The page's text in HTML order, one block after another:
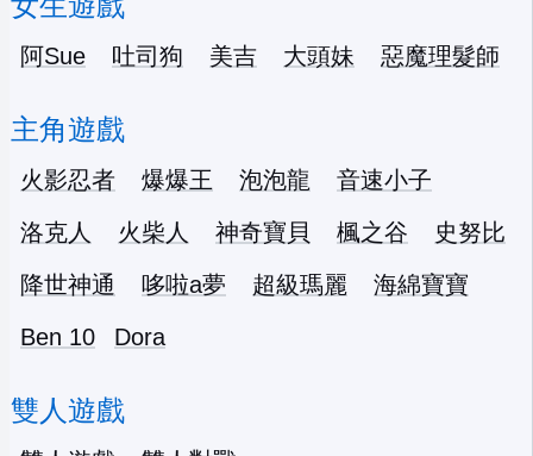
阿Sue 吐司狗 美吉 大頭妹 惡魔理髮師
主角遊戲
火影忍者 爆爆王 泡泡龍
音速小子
洛克人
火柴人 神奇寶貝 楓之谷
史努比
降世神通
哆啦a夢 超級瑪麗
海綿寶寶
Ben 10
Dora
雙人遊戲